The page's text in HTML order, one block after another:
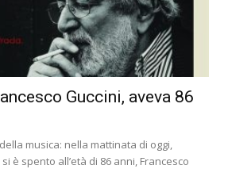
Guccini, aveva 86
musica: nella mattinata di oggi,
è spento all’età di 86 anni, Francesco